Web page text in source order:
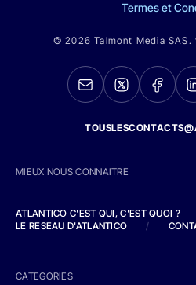
Termes et
© 2026 Talmont Media
MIEUX NOUS CONNAITRE
ATLANTICO C'EST QUI, C'EST QUOI ?
LE RESEAU D'ATLANTICO
/
CATEGORIES